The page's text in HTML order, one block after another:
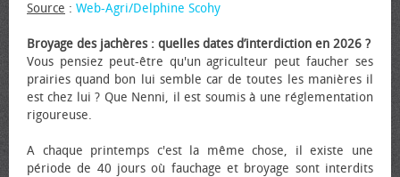
Source : Web-Agri/Delphine Scohy
Broyage des jachères : quelles dates d’interdiction en 2026 ?
Vous pensiez peut-être qu'un agriculteur peut faucher ses
prairies quand bon lui semble car de toutes les manières il
est chez lui ? Que Nenni, il est soumis à une réglementation
rigoureuse.
A chaque printemps c'est la même chose, il existe une
période de 40 jours où fauchage et broyage sont interdits